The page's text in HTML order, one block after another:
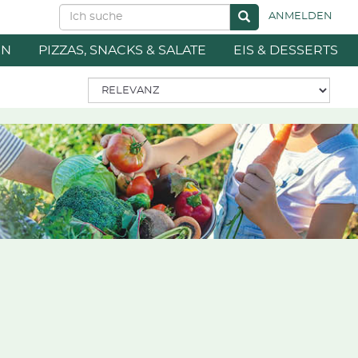
ANMELDEN
PIZZAS, SNACKS & SALATE EIS & DESSERTS